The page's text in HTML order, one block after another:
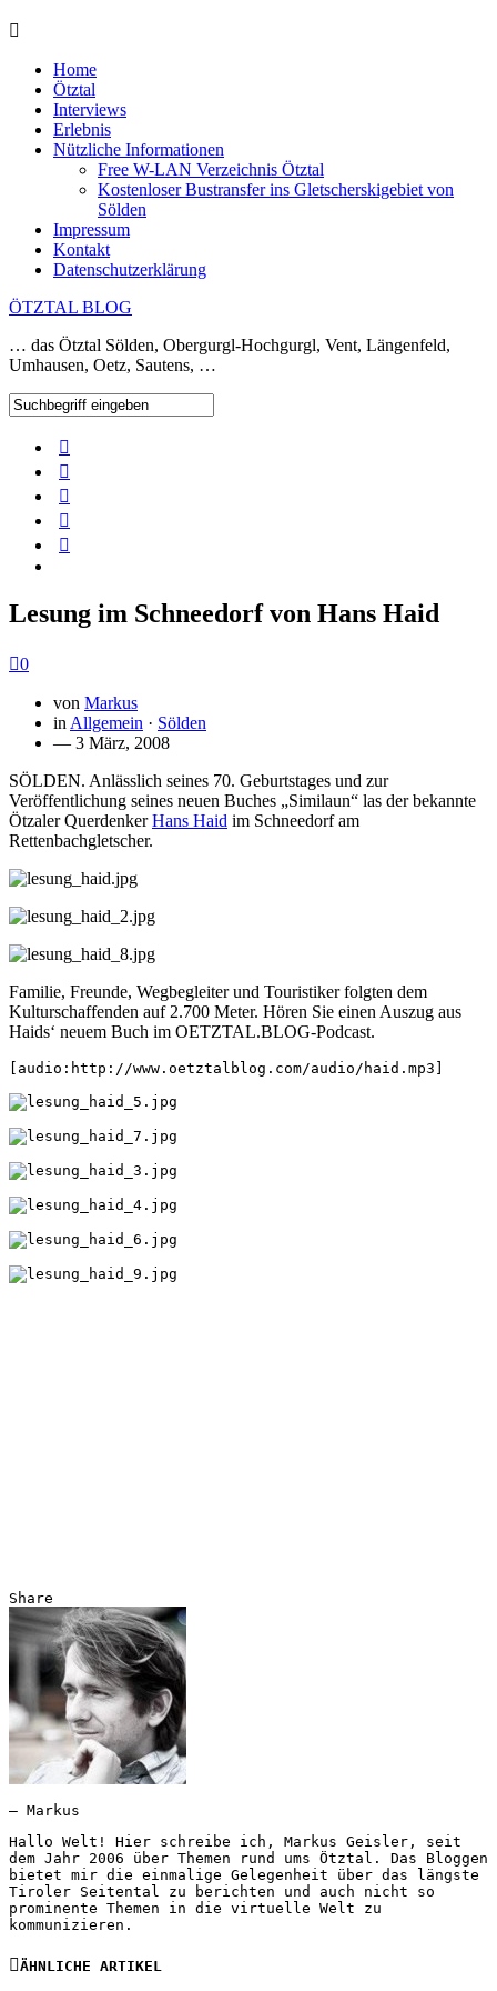
Home
Ötztal
Interviews
Erlebnis
Nützliche Informationen
Free W-LAN Verzeichnis Ötztal
Kostenloser Bustransfer ins Gletscherskigebiet von
Sölden
Impressum
Kontakt
Datenschutzerklärung
ÖTZTAL BLOG
… das Ötztal Sölden, Obergurgl-Hochgurgl, Vent, Längenfeld,
Umhausen, Oetz, Sautens, …
Lesung im Schneedorf von Hans Haid
0
von Markus
in Allgemein · Sölden
— 3 März, 2008
SÖLDEN. Anlässlich seines 70. Geburtstages und zur
Veröffentlichung seines neuen Buches „Similaun“ las der bekannte
Ötzaler QuerdenkerHans Haid im Schneedorf am
Rettenbachgletscher.
Familie, Freunde, Wegbegleiter und Touristiker folgten dem
Kulturschaffenden auf 2.700 Meter. Hören Sie einen Auszug aus
Haids‘ neuem Buch im OETZTAL.BLOG-Podcast.
[audio:http://www.oetztalblog.com/audio/haid.mp3]
Share
— Markus
Hallo Welt! Hier schreibe ich, Markus Geisler, seit
dem Jahr 2006 über Themen rund ums Ötztal. Das Bloggen
bietet mir die einmalige Gelegenheit über das längste
Tiroler Seitental zu berichten und auch nicht so
prominente Themen in die virtuelle Welt zu
kommunizieren.
ÄHNLICHE ARTIKEL